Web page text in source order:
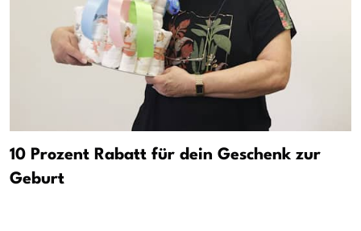
10 Prozent Rabatt für dein Geschenk zur
Geburt